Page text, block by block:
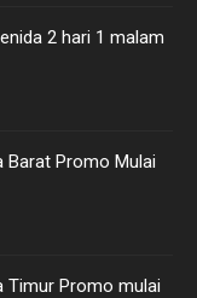
2 hari 1 malam
Barat Promo Mulai
Timur Promo mulai